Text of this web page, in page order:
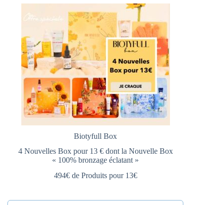
Biotyfull Box
4 Nouvelles Box pour 13 € dont la Nouvelle Box
« 100% bronzage éclatant »
494€ de Produits pour 13€